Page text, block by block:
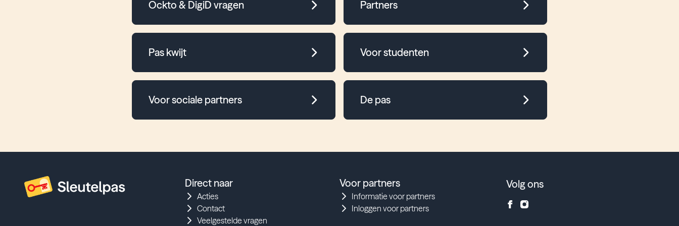
Ockto & DigiD vragen Partners
Pas kwijt Voor studenten
Voor sociale partners De pas
Direct naar
Acties
Contact
Veelgestelde vragen
Voor partners
Informatie voor partners
Inloggen voor partners
Volg ons